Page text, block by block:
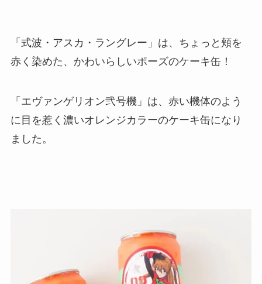
「式波・アスカ・ラングレー」は、ちょっと頬を
赤く染めた、かわいらしいポーズのケーキ缶！
「エヴァンゲリオン弐号機」は、赤い機体のよう
に目を惹く濃いオレンジカラーのケーキ缶になり
ました。